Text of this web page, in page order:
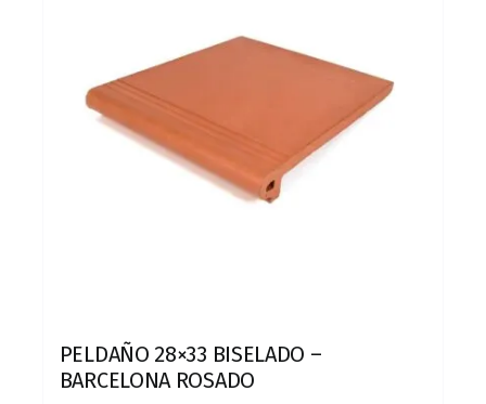
PELDAÑO 28×33 BISELADO –
BARCELONA ROSADO